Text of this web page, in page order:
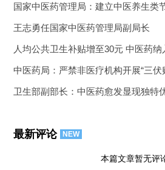
国家中医药管理局：建立中医养生类
王志勇任国家中医药管理局副局长
人均公共卫生补贴增至30元 中医药纳
中医药局：严禁非医疗机构开展“三伏
卫生部副部长：中医药愈发显现独特
最新评论 NEW
本篇文章暂无评